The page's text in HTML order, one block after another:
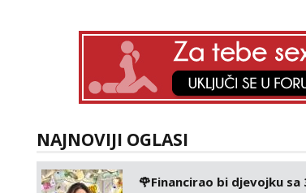
NAJNOVIJI OGLASI
🌹Financirao bi djevojku sa